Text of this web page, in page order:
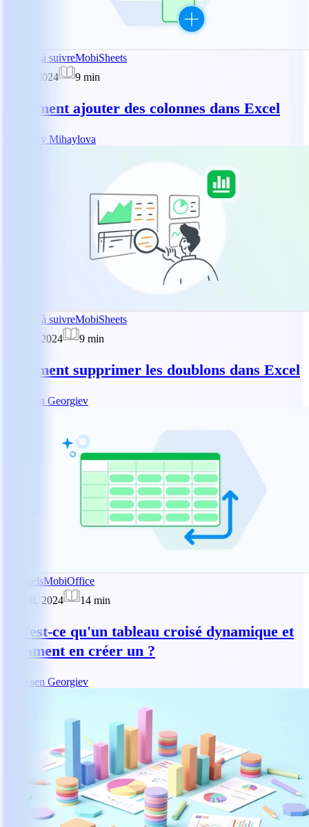
Marche à suivreMobiSheets
4 sept. 2024
9 min
Comment ajouter des colonnes dans Excel
Reny Mihaylova
Marche à suivreMobiSheets
20 août 2024
9 min
Comment supprimer les doublons dans Excel
Asen Georgiev
TutorielsMobiOffice
12 juill. 2024
14 min
Qu'est-ce qu'un tableau croisé dynamique et
comment en créer un ?
Asen Georgiev